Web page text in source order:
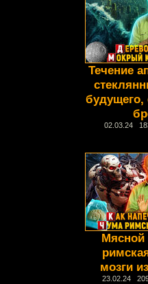
Течение
будущего,
02.03.24
Мясной
мозги
23.02.24